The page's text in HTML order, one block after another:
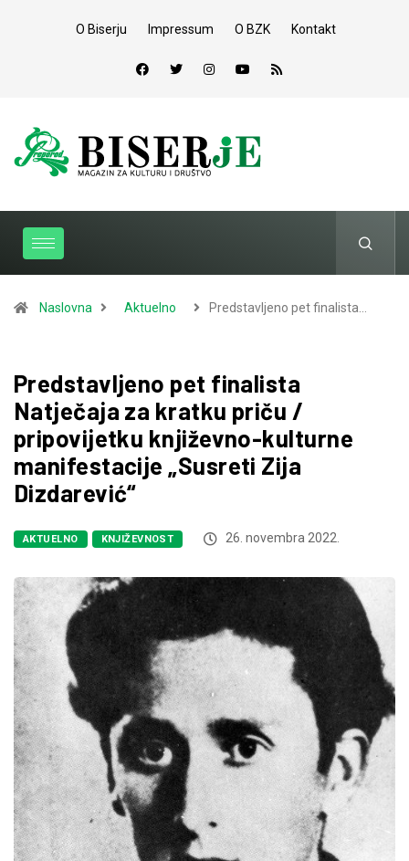
O Biserju Impressum O BZK Kontakt
Naslovna Aktuelno Predstavljeno pet finalista…
Predstavljeno pet finalista
Natječaja za kratku priču /
pripovijetku književno-kulturne
manifestacije „Susreti Zija
Dizdarević“
AKTUELNO KNJIŽEVNOST 26. novembra 2022.